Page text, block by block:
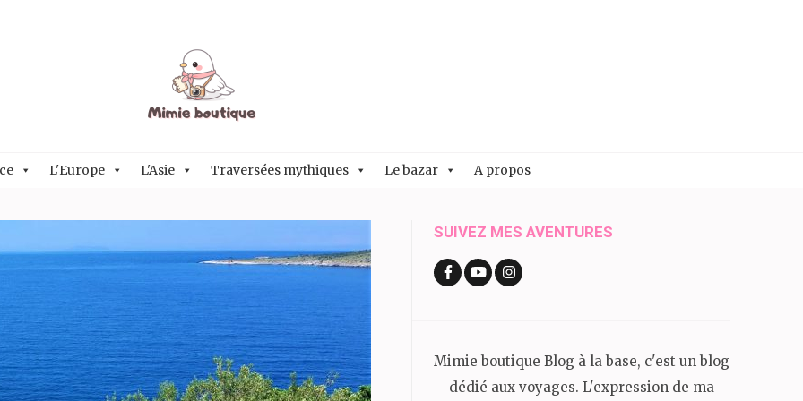
L'Europe L'Asie Traversées mythiques Le bazar A propos
SUIVEZ MES AVENTURES
Mimie boutique Blog à la base, c'est un blog
dédié aux voyages. L'expression de ma